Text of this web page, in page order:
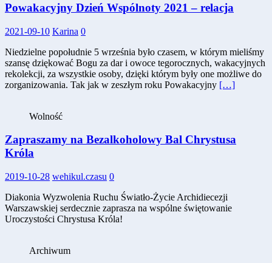
Powakacyjny Dzień Wspólnoty 2021 – relacja
2021-09-10 Karina 0
Niedzielne popołudnie 5 września było czasem, w którym mieliśmy
szansę dziękować Bogu za dar i owoce tegorocznych, wakacyjnych
rekolekcji, za wszystkie osoby, dzięki którym były one możliwe do
zorganizowania. Tak jak w zeszłym roku Powakacyjny […]
Wolność
Zapraszamy na Bezalkoholowy Bal Chrystusa
Króla
2019-10-28 wehikul.czasu 0
Diakonia Wyzwolenia Ruchu Światło-Życie Archidiecezji
Warszawskiej serdecznie zaprasza na wspólne świętowanie
Uroczystości Chrystusa Króla!
Archiwum